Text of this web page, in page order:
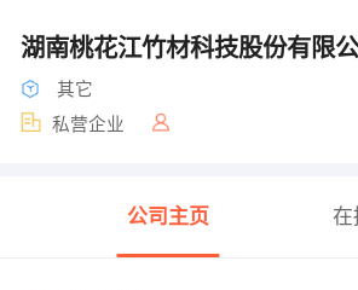
湖南桃花江竹材科技股份有限
其它
私营企业
公司主页 在